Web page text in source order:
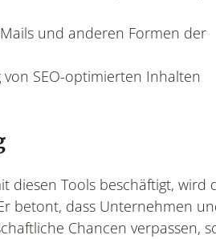
und anderen Formen der
von SEO-optimierten Inhalten
diesen Tools beschäftigt, wird
betont, dass Unternehmen
Chancen verpassen,